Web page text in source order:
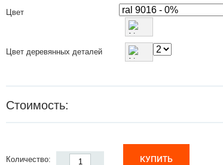
Цвет деревянных деталей
Цвет
Стоимость:
Количество: КУПИТЬ